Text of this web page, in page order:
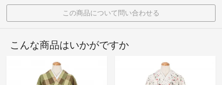
この商品について問い合わせる
こんな商品はいかがですか